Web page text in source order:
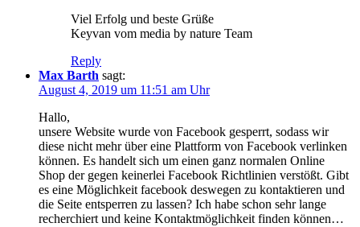
Viel Erfolg und beste Grüße
Keyvan vom media by nature Team
Reply
Max Barth sagt:
August 4, 2019 um 11:51 am Uhr
Hallo,
unsere Website wurde von Facebook gesperrt, sodass wir
diese nicht mehr über eine Plattform von Facebook verlinken
können. Es handelt sich um einen ganz normalen Online
Shop der gegen keinerlei Facebook Richtlinien verstößt. Gibt
es eine Möglichkeit facebook deswegen zu kontaktieren und
die Seite entsperren zu lassen? Ich habe schon sehr lange
recherchiert und keine Kontaktmöglichkeit finden können…